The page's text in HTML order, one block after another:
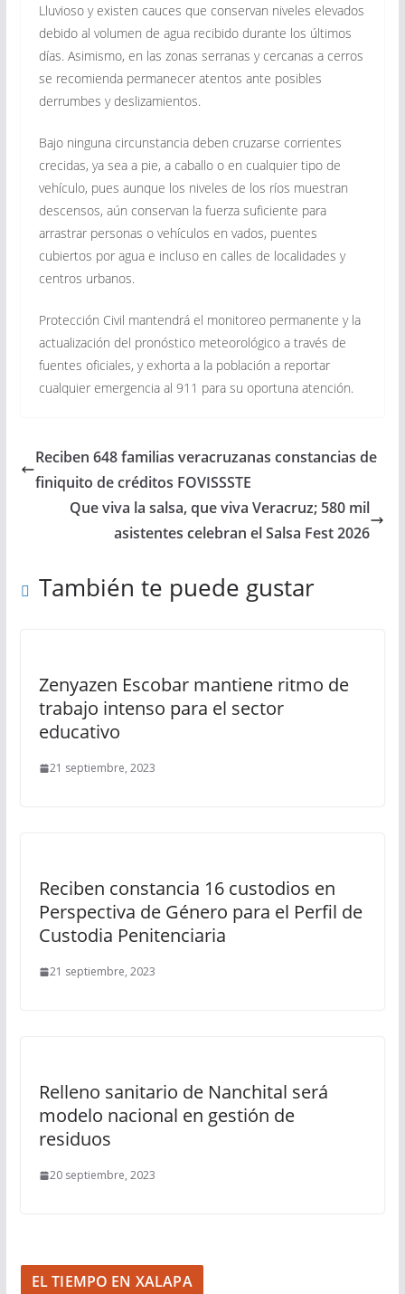
Lluvioso y existen cauces que conservan niveles elevados
debido al volumen de agua recibido durante los últimos
días. Asimismo, en las zonas serranas y cercanas a cerros
se recomienda permanecer atentos ante posibles
derrumbes y deslizamientos.
Bajo ninguna circunstancia deben cruzarse corrientes
crecidas, ya sea a pie, a caballo o en cualquier tipo de
vehículo, pues aunque los niveles de los ríos muestran
descensos, aún conservan la fuerza suficiente para
arrastrar personas o vehículos en vados, puentes
cubiertos por agua e incluso en calles de localidades y
centros urbanos.
Protección Civil mantendrá el monitoreo permanente y la
actualización del pronóstico meteorológico a través de
fuentes oficiales, y exhorta a la población a reportar
cualquier emergencia al 911 para su oportuna atención.
Reciben 648 familias veracruzanas constancias de
finiquito de créditos FOVISSSTE
Que viva la salsa, que viva Veracruz; 580 mil
asistentes celebran el Salsa Fest 2026
También te puede gustar
Zenyazen Escobar mantiene ritmo de
trabajo intenso para el sector
educativo
21 septiembre, 2023
Reciben constancia 16 custodios en
Perspectiva de Género para el Perfil de
Custodia Penitenciaria
21 septiembre, 2023
Relleno sanitario de Nanchital será
modelo nacional en gestión de
residuos
20 septiembre, 2023
EL TIEMPO EN XALAPA